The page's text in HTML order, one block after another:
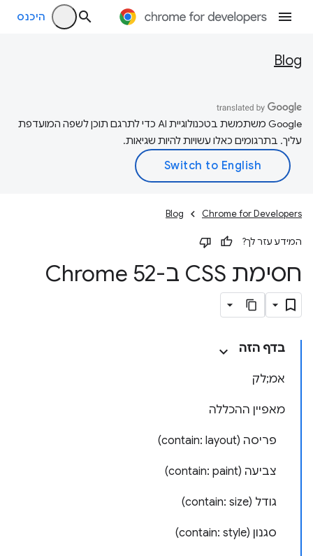
היכנס
Blog
‫Google משתמשת בטכנולוגיית AI כדי לתרגם תוכן לשפה המועדפת
עליך. בתרגומים כאלו עשויות להיות שגיאות.
Chrome for Developers
Blog
המידע עזר לך?
חסימת CSS ב-Chrome 52
בדף הזה
אמ;לק
מאפיין ההכללה
פריסה (contain: layout)
צביעה (contain: paint)
גודל (contain: size)
סגנון (contain: style)